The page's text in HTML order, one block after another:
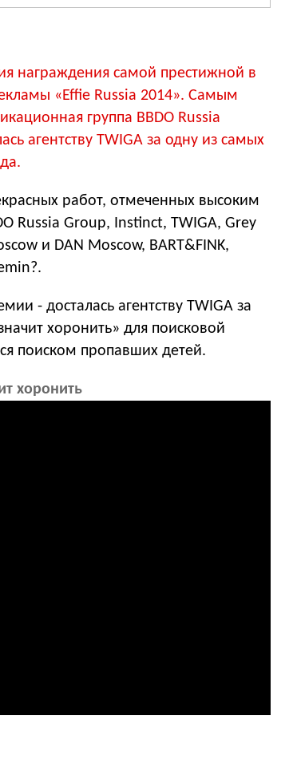
награждения самой престижной в
«Effie Russia 2014». Самым
группа BBDO Russia
агентству TWIGA за одну из самых
работ, отмеченных высоким
Russia Group, Instinct, TWIGA, Grey
и DAN Moscow, BART&FINK,
- досталась агентству TWIGA за
хоронить» для поисковой
поиском пропавших детей.
хоронить